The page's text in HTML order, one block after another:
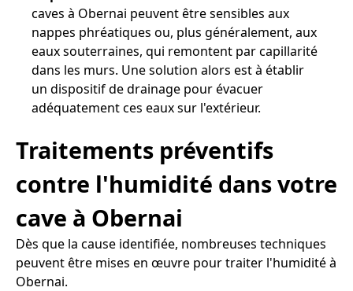
caves à Obernai peuvent être sensibles aux
nappes phréatiques ou, plus généralement, aux
eaux souterraines, qui remontent par capillarité
dans les murs. Une solution alors est à établir
un dispositif de drainage pour évacuer
adéquatement ces eaux sur l'extérieur.
Traitements préventifs
contre l'humidité dans votre
cave à Obernai
Dès que la cause identifiée, nombreuses techniques
peuvent être mises en œuvre pour traiter l'humidité à
Obernai.